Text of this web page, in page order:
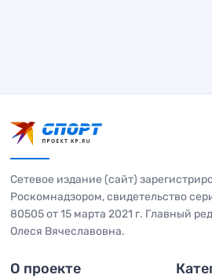
Сетевое издание (сайт)
Роскомнадзором, свидетельство
80505 от 15 марта 2021 г. Главный
Олеся Вячеславовна.
О проекте